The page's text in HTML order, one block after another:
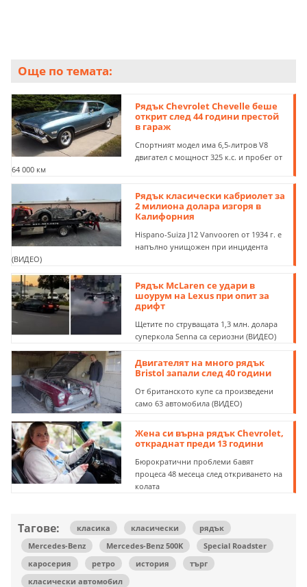
Още по темата:
Рядък Chevrolet Chevelle беше
открит след 44 години престой
в гараж
Спортният модел има 6,5-литров V8
двигател с мощност 325 к.с. и пробег от
64 000 км
Рядък класически кабриолет за
2 милиона долара изгоря в
Калифорния
Hispano-Suiza J12 Vanvooren от 1934 г. е
напълно унищожен при инцидента
(ВИДЕО)
Рядък McLaren се удари в
шоурум на Lexus при опит за
дрифт
Щетите по струващата 1,3 млн. долара
суперкола Senna са сериозни (ВИДЕО)
Двигателят на много рядък
Bristol запали след 40 години
От британското купе са произведени
само 63 автомобила (ВИДЕО)
Жена си върна рядък Chevrolet,
откраднат преди 13 години
Бюрократични проблеми бавят
процеса 48 месеца след откриването на
колата
Тагове: класика класически
рядък
Mercedes-Benz
Mercedes-Benz 500K
Special Roadster
каросерия
ретро история
търг
класически автомобил